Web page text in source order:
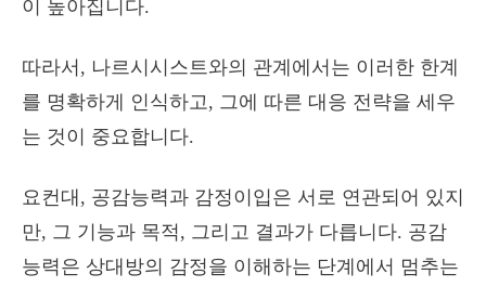
이 높아집니다.
따라서, 나르시시스트와의 관계에서는 이러한 한계
를 명확하게 인식하고, 그에 따른 대응 전략을 세우
는 것이 중요합니다.
요컨대, 공감능력과 감정이입은 서로 연관되어 있지
만, 그 기능과 목적, 그리고 결과가 다릅니다. 공감
능력은 상대방의 감정을 이해하는 단계에서 멈추는